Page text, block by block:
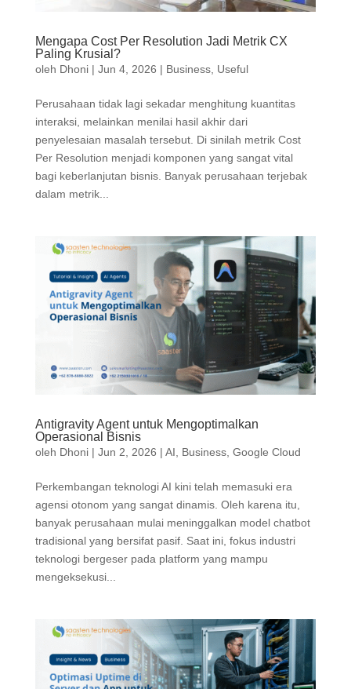
Mengapa Cost Per Resolution Jadi Metrik CX
Paling Krusial?
oleh Dhoni| Jun 4, 2026 | Business, Useful
Perusahaan tidak lagi sekadar menghitung kuantitas
interaksi, melainkan menilai hasil akhir dari
penyelesaian masalah tersebut. Di sinilah metrik Cost
Per Resolution menjadi komponen yang sangat vital
bagi keberlanjutan bisnis. Banyak perusahaan terjebak
dalam metrik...
Antigravity Agent untuk Mengoptimalkan
Operasional Bisnis
oleh Dhoni| Jun 2, 2026 | AI Business, Google Cloud
Perkembangan teknologi AI kini telah memasuki era
agensi otonom yang sangat dinamis. Oleh karena itu,
banyak perusahaan mulai meninggalkan model chatbot
tradisional yang bersifat pasif. Saat ini, fokus industri
teknologi bergeser pada platform yang mampu
mengeksekusi...